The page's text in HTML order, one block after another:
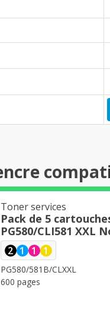
Toner services
Pack de 5
PG580/CLI581 XXL
2 1 1 1
PG580/581B/CLXXL
600 pages